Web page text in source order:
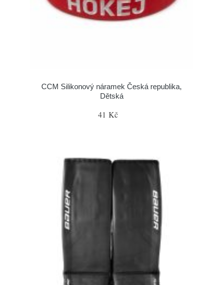
CCM Silikonový náramek Česká republika,
Dětská
41 Kč